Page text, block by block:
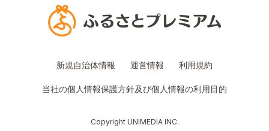
新規自治体情報 運営情報 利用規約
当社の個人情報保護方針及び個人情報の利用目的
Copyright UNIMEDIA INC.